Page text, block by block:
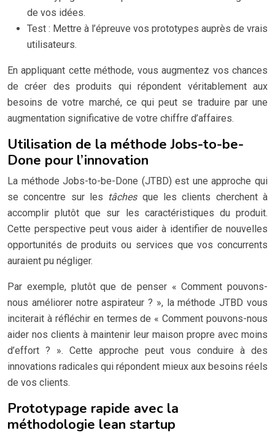
de vos idées.
Test : Mettre à l’épreuve vos prototypes auprès de vrais
utilisateurs.
En appliquant cette méthode, vous augmentez vos chances
de créer des produits qui répondent véritablement aux
besoins de votre marché, ce qui peut se traduire par une
augmentation significative de votre chiffre d’affaires.
Utilisation de la méthode Jobs-to-be-
Done pour l’innovation
La méthode Jobs-to-be-Done (JTBD) est une approche qui
se concentre sur les tâches que les clients cherchent à
accomplir plutôt que sur les caractéristiques du produit.
Cette perspective peut vous aider à identifier de nouvelles
opportunités de produits ou services que vos concurrents
auraient pu négliger.
Par exemple, plutôt que de penser « Comment pouvons-
nous améliorer notre aspirateur ? », la méthode JTBD vous
inciterait à réfléchir en termes de « Comment pouvons-nous
aider nos clients à maintenir leur maison propre avec moins
d’effort ? ». Cette approche peut vous conduire à des
innovations radicales qui répondent mieux aux besoins réels
de vos clients.
Prototypage rapide avec la
méthodologie lean startup